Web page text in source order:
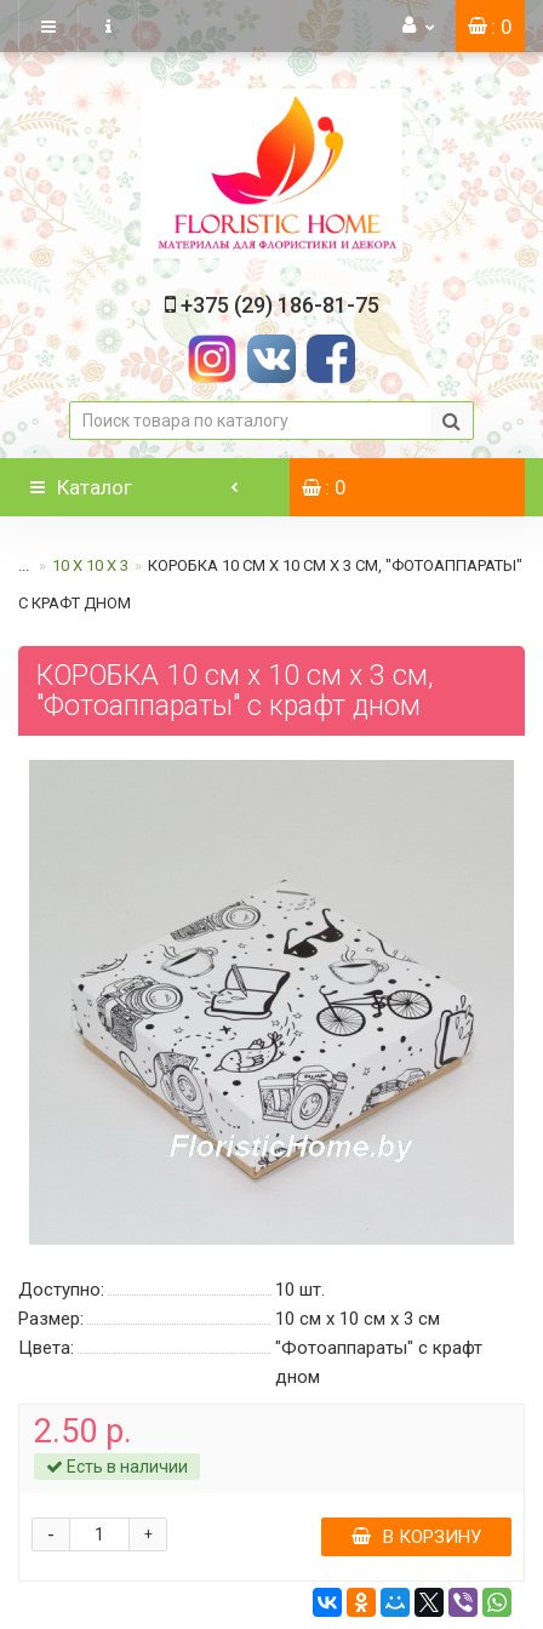
: 0
+375 (29) 186-81-75
Каталог : 0
... 10 Х 10 Х 3 КОРОБКА 10 СМ Х 10 СМ Х 3 СМ, "ФОТОАППАРАТЫ"
С КРАФТ ДНОМ
КОРОБКА 10 см х 10 см х 3 см,
"Фотоаппараты" с крафт дном
Доступно: 10 шт.
Размер:
10 см х 10 см х 3 см
Цвета:
"Фотоаппараты" с крафт
дном
2.50 р.
Есть в наличии
+
- В КОРЗИНУ